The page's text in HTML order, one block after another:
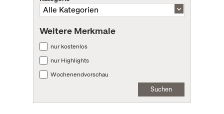
Weitere Merkmale
nur kostenlos
nur Highlights
Wochenendvorschau
Suchen